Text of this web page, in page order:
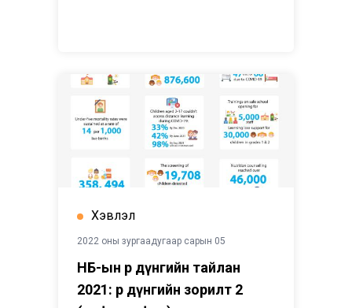
Хэвлэл
2022 оны зургаадугаар сарын 05
НҮБ-ын Үр дүнгийн тайлан
2021: Үр дүнгийн зорилт 2